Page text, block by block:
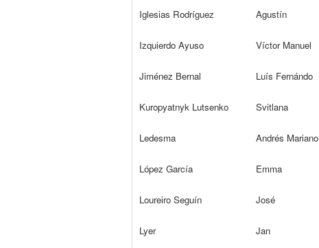
Iglesias Rodríguez Agustín
Izquierdo Ayuso Víctor Manuel
Jiménez Bernal Luís Fernándo
Kuropyatnyk Lutsenko Svitlana
Ledesma Andrés Mariano
López García Emma
Loureiro Seguín José
Lyer Jan